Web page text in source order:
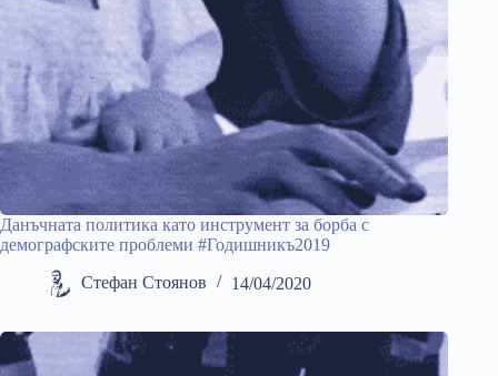
Данъчната политика като инструмент за борба с
демографските проблеми #Годишникъ2019
Стефан Стоянов 14/04/2020